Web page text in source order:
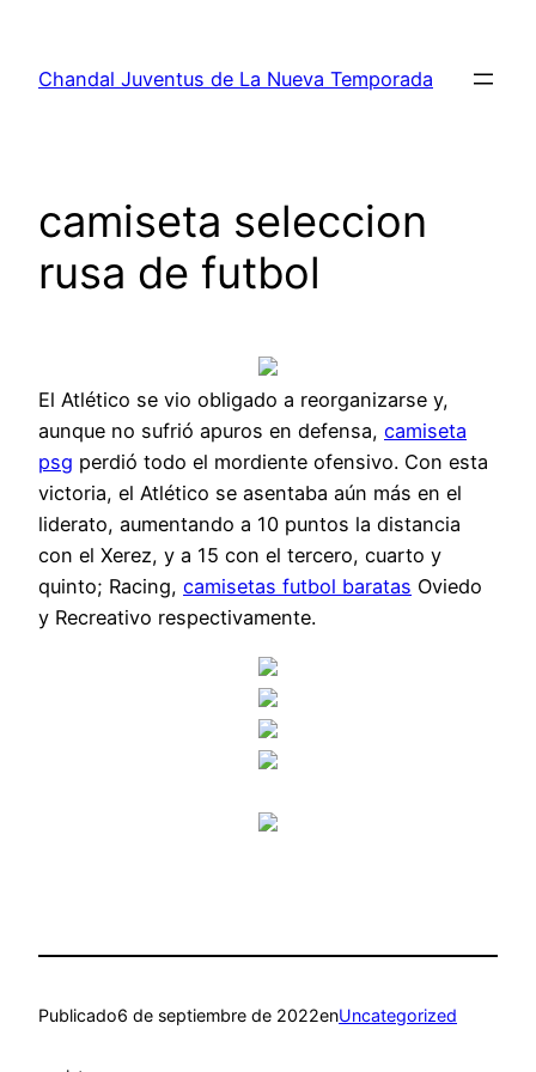
contenido
Chandal Juventus de La Nueva Temporada
camiseta seleccion
rusa de futbol
El Atlético se vio obligado a reorganizarse y,
aunque no sufrió apuros en defensa, camiseta
psg perdió todo el mordiente ofensivo. Con esta
victoria, el Atlético se asentaba aún más en el
liderato, aumentando a 10 puntos la distancia
con el Xerez, y a 15 con el tercero, cuarto y
quinto; Racing, camisetas futbol baratas Oviedo
y Recreativo respectivamente.
Publicado6 de septiembre de 2022enUncategorized